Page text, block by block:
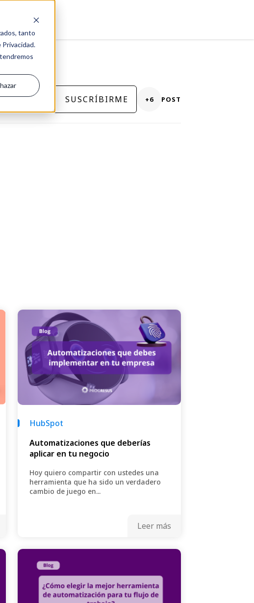
tanto
SUSCRÍBIRME +6 POST
HubSpot
Automatizaciones que deberías
aplicar en tu negocio
Hoy quiero compartir con ustedes una
herramienta que ha sido un verdadero
cambio de juego en...
Leer más